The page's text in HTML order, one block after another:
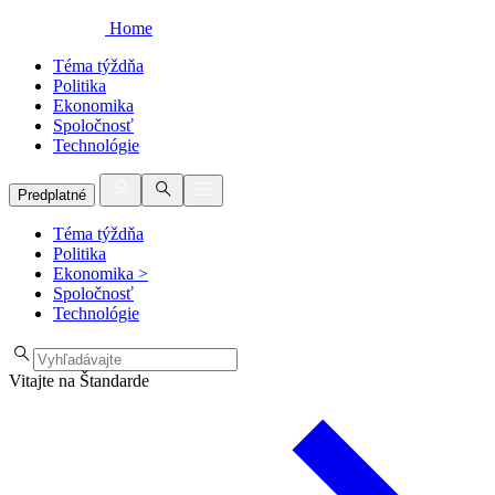
Home
Téma týždňa
Politika
Ekonomika
Spoločnosť
Technológie
Predplatné
Téma týždňa
Politika
Ekonomika >
Spoločnosť
Technológie
Vitajte na Štandarde